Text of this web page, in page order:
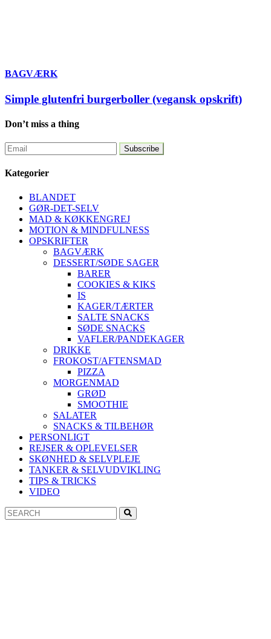
BAGVÆRK
Simple glutenfri burgerboller (vegansk opskrift)
Don’t miss a thing
Kategorier
BLANDET
GØR-DET-SELV
MAD & KØKKENGREJ
MOTION & MINDFULNESS
OPSKRIFTER
BAGVÆRK
DESSERT/SØDE SAGER
BARER
COOKIES & KIKS
IS
KAGER/TÆRTER
SALTE SNACKS
SØDE SNACKS
VAFLER/PANDEKAGER
DRIKKE
FROKOST/AFTENSMAD
PIZZA
MORGENMAD
GRØD
SMOOTHIE
SALATER
SNACKS & TILBEHØR
PERSONLIGT
REJSER & OPLEVELSER
SKØNHED & SELVPLEJE
TANKER & SELVUDVIKLING
TIPS & TRICKS
VIDEO
Search
for: